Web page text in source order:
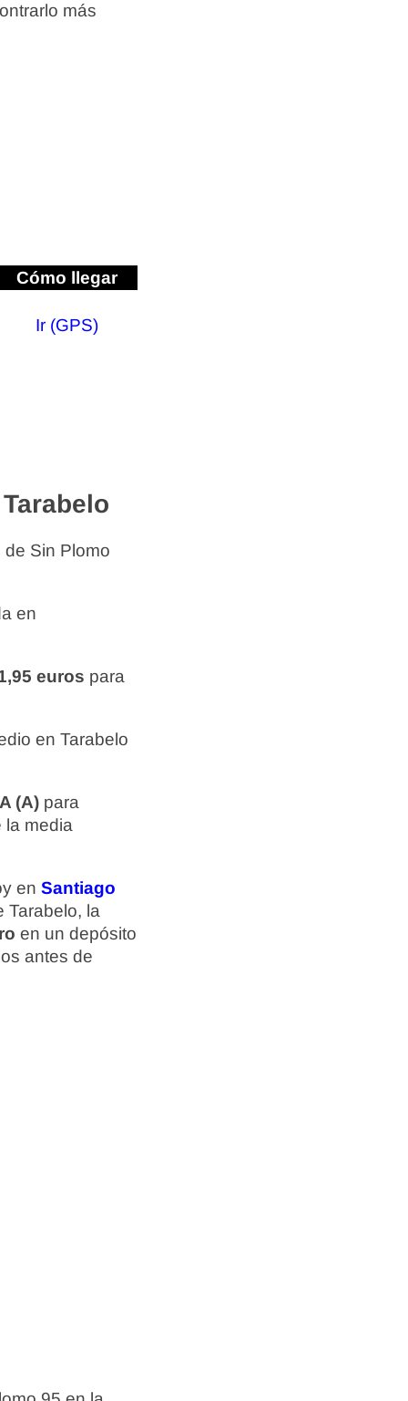
más
Cómo llegar
Ir (GPS)
Sin Plomo
en
euros para
en Tarabelo
(A) para
la media
en Santiago
Tarabelo, la
en un depósito
antes de